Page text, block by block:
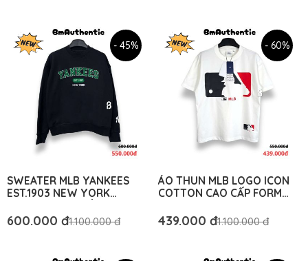
- 45%
SWEATER MLB YANKEES
EST.1903 NEW YORK
RỘNG - BM AUTHENTIC
600.000 đ1.100.000 đ
- 60%
ÁO THUN MLB LOGO ICON
COTTON CAO CẤP FORM
439.000 đ1.100.000 đ